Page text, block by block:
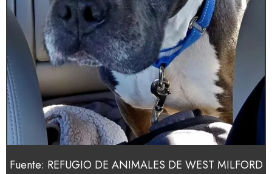
Fuente: REFUGIO DE ANIMALES DE WEST MILFORD